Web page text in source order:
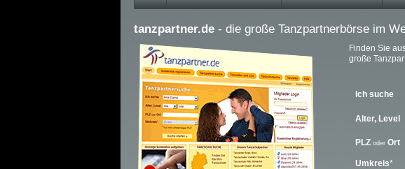
tanzpartner.de - die große Tanzpartnerbörse im
Finden Sie
große
Ich suche
Alter, Level
PLZ oder Ort
Umkreis*